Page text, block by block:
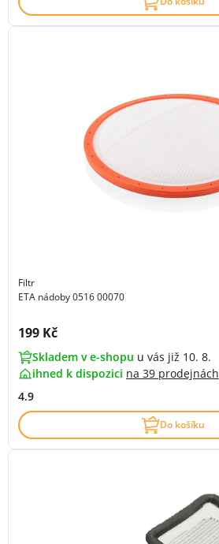
Filtr
ETA nádoby 0516 00070
Cena s DPH:
199 Kč
Skladem v e-shopu u vás již 10. 8.
ihned k dispozici na 39 prodejnách
4.9
Do košíku